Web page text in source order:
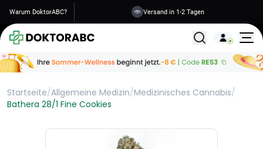
Warum DoktorABC? Versand in 1-2 Tagen
Alle
Startseite/Allgemeine Medizin/Medizinisches Cannabis/
Bathera 28/1 Fine Cookies